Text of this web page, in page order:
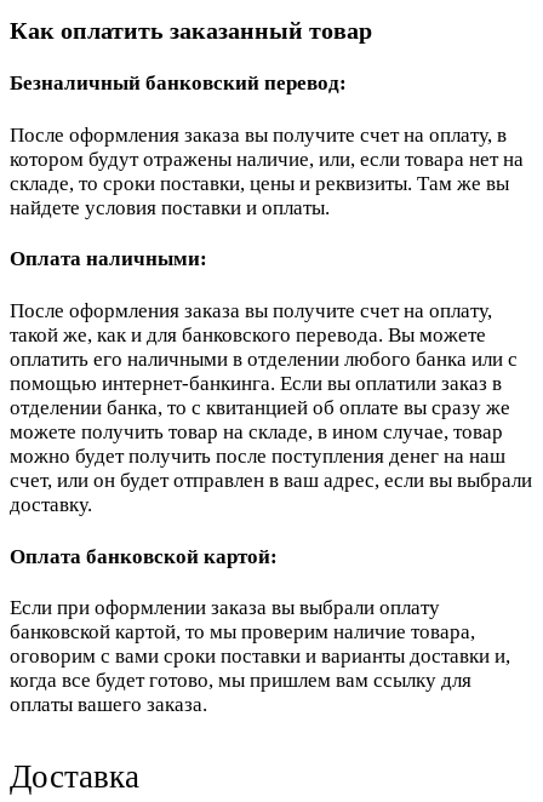
Как оплатить заказанный товар
Безналичный банковский перевод:
После оформления заказа вы получите счет на оплату, в
котором будут отражены наличие, или, если товара нет на
складе, то сроки поставки, цены и реквизиты. Там же вы
найдете условия поставки и оплаты.
Оплата наличными:
После оформления заказа вы получите счет на оплату,
такой же, как и для банковского перевода. Вы можете
оплатить его наличными в отделении любого банка или с
помощью интернет-банкинга. Если вы оплатили заказ в
отделении банка, то с квитанцией об оплате вы сразу же
можете получить товар на складе, в ином случае, товар
можно будет получить после поступления денег на наш
счет, или он будет отправлен в ваш адрес, если вы выбрали
доставку.
Оплата банковской картой:
Если при оформлении заказа вы выбрали оплату
банковской картой, то мы проверим наличие товара,
оговорим с вами сроки поставки и варианты доставки и,
когда все будет готово, мы пришлем вам ссылку для
оплаты вашего заказа.
Доставка